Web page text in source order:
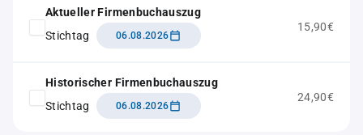
Aktueller Firmenbuchauszug
Stichtag
06.08.2026
15,90€
Historischer Firmenbuchauszug
Stichtag
06.08.2026
24,90€